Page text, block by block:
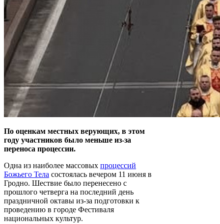
По оценкам местных верующих, в этом
году участников было меньше из-за
переноса процессии.
Одна из наиболее массовых процессий
Божьего Тела состоялась вечером 11 июня в
Гродно. Шествие было перенесено с
прошлого четверга на последний день
праздничной октавы из-за подготовки к
проведению в городе Фестиваля
национальных культур.